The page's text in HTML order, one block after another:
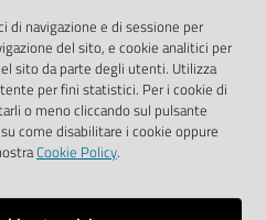
navigazione e di sessione per
del sito, e cookie analitici per
sito da parte degli utenti. Utilizza
per fini statistici. Per i cookie di
o meno cliccando sul pulsante
come disabilitare i cookie oppure
Cookie Policy.